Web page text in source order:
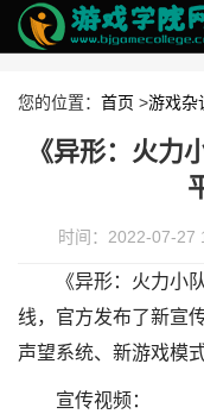
您的位置： 首页 >游戏杂
《异形：火力
时间：2022-07-27
《异形：火力小
线，官方发布了新宣
声望系统、新游戏模
宣传视频：